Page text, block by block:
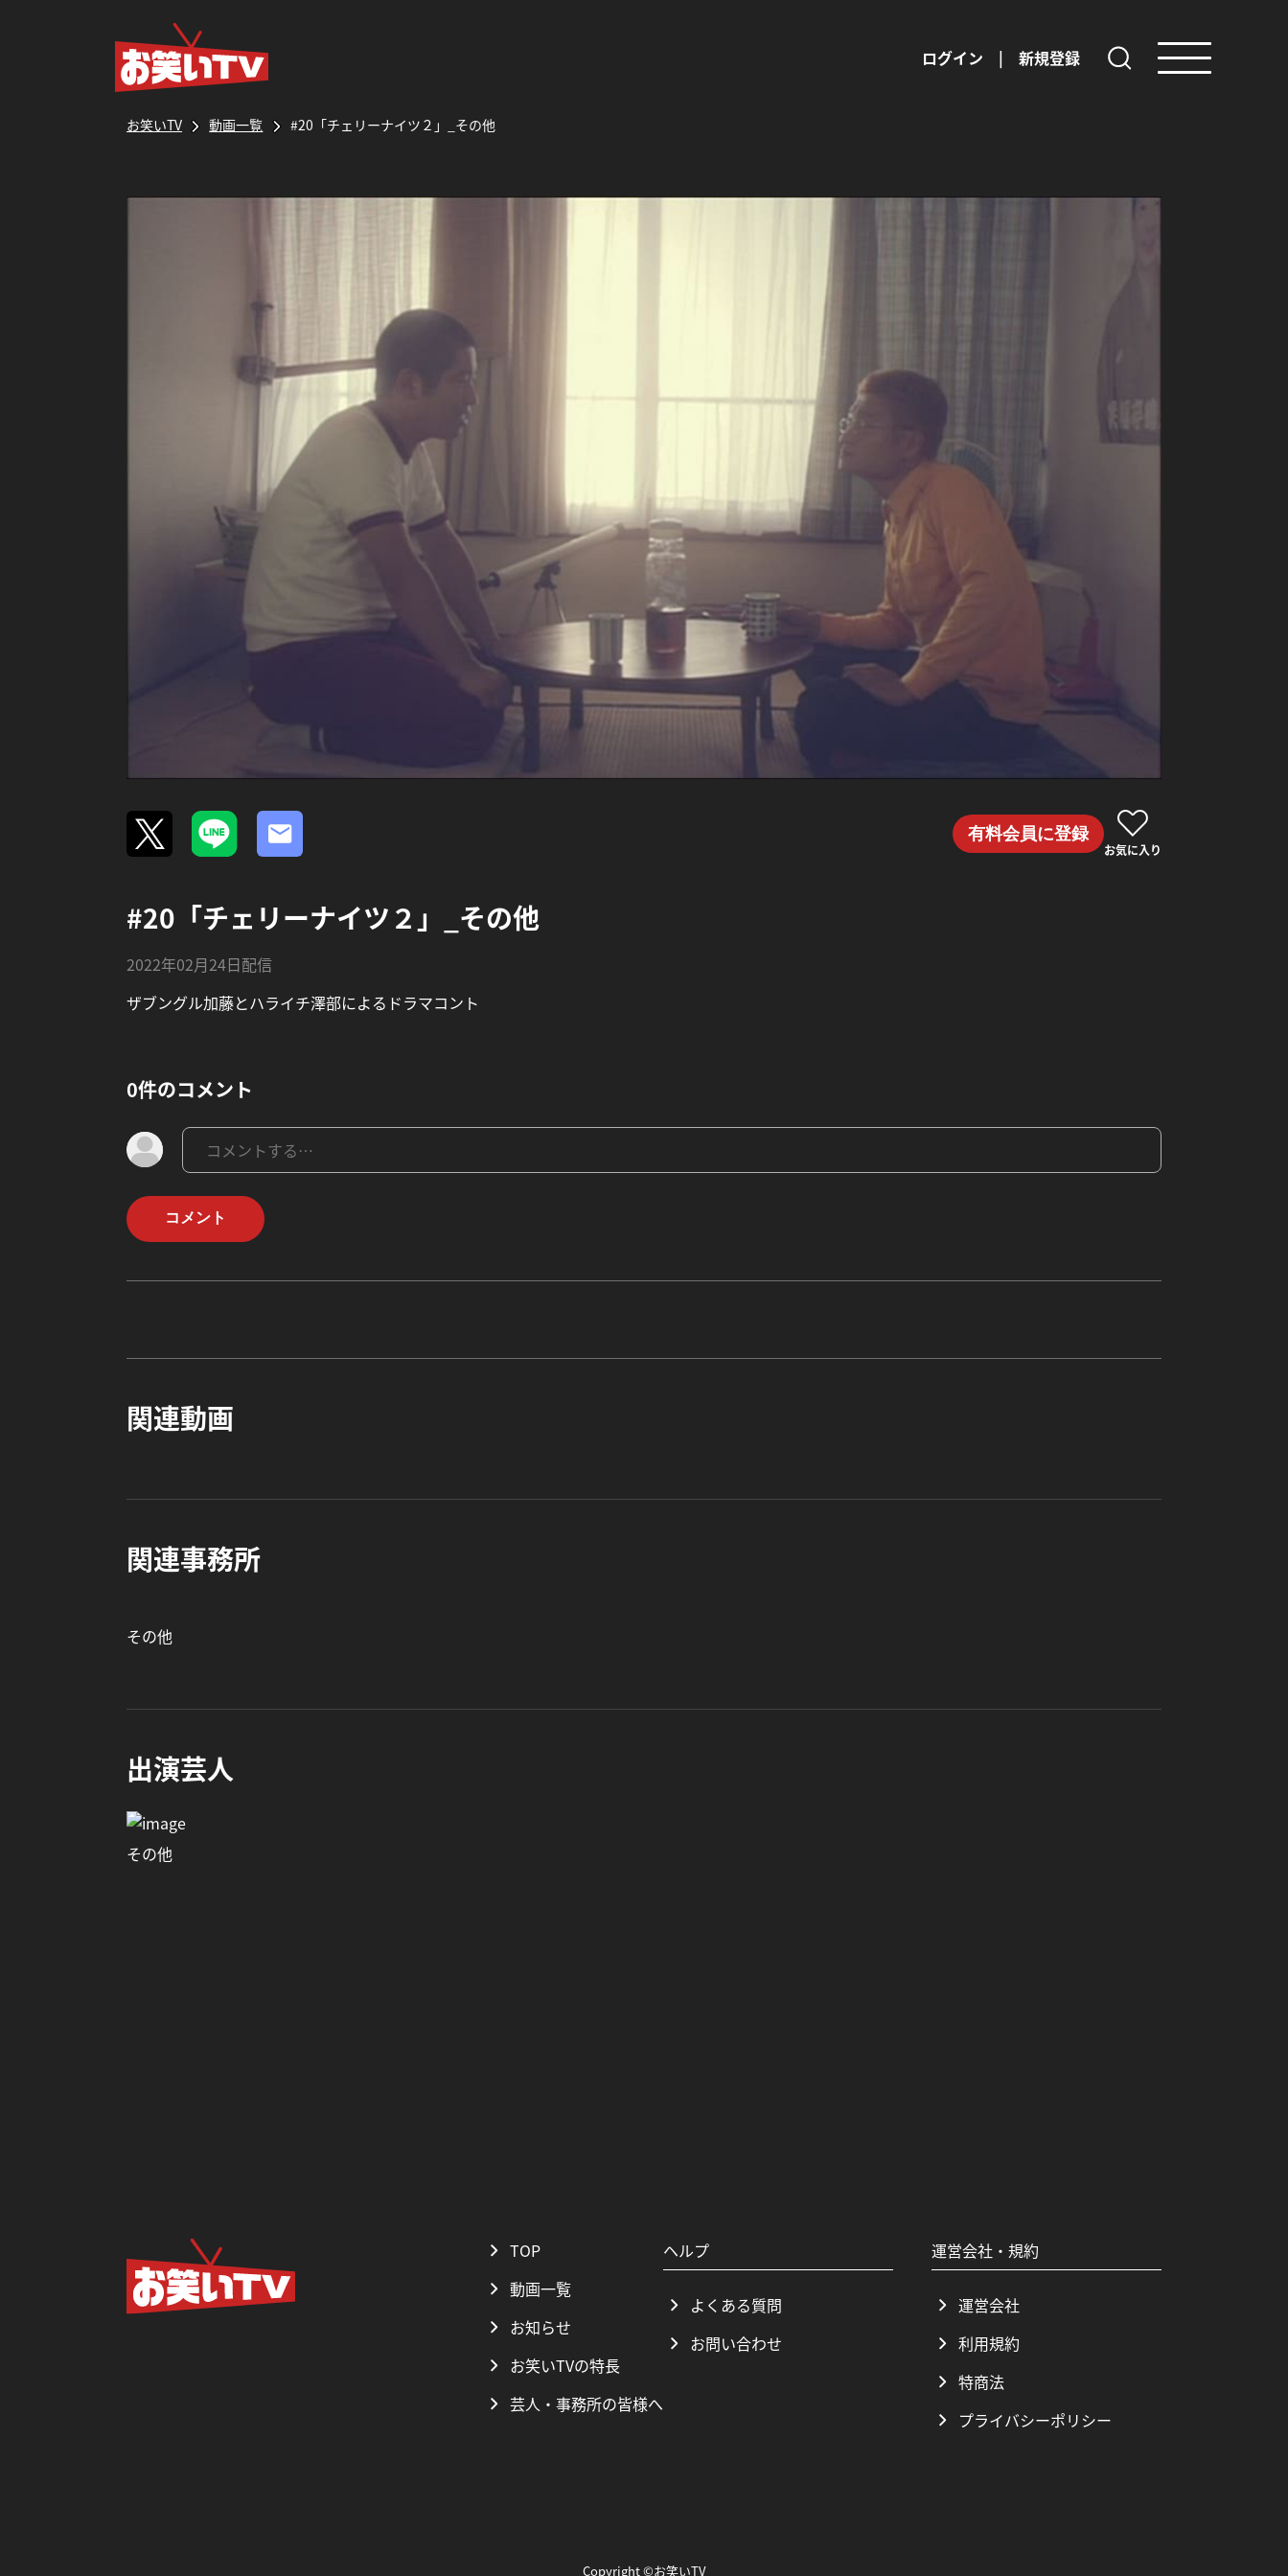
ログイン | 新規登録
お笑いTV 動画一覧 #20「チェリーナイツ２」_その他
有料会員に登録
お気に入り
#20「チェリーナイツ２」_その他
2022年02月24日配信
ザブングル加藤とハライチ澤部によるドラマコント
0件のコメント
コメント
関連動画
関連事務所
その他
出演芸人
その他
TOP
動画一覧
お知らせ
お笑いTVの特長
芸人・事務所の皆様へ
ヘルプ
よくある質問
お問い合わせ
運営会社・規約
運営会社
利用規約
特商法
プライバシーポリシー
Copyright ©お笑いTV